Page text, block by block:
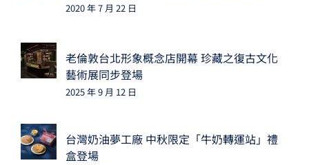
2020 年 7 月 22 日
老倫敦台北形象概念店開幕 珍藏之復古文化
藝術展同步登場
2025 年 9 月 12 日
台灣奶油夢工廠 中秋限定「牛奶轉運站」禮
盒登場